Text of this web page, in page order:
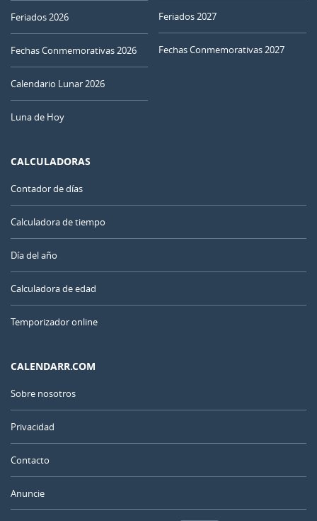
Feriados 2026
Fechas Conmemorativas 2026
Calendario Lunar 2026
Luna de Hoy
Feriados 2027
Fechas Conmemorativas 2027
CALCULADORAS
Contador de días
Calculadora de tiempo
Día del año
Calculadora de edad
Temporizador online
CALENDARR.COM
Sobre nosotros
Privacidad
Contacto
Anuncie